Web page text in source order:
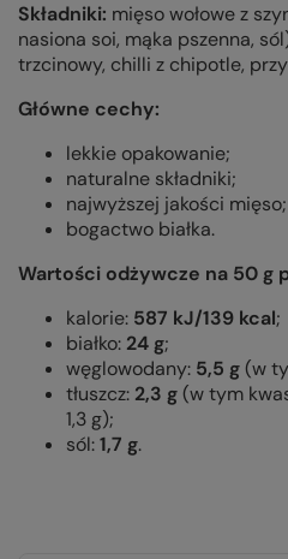
Składniki: mięso wołowe z
nasiona soi, mąka pszenna,
trzcinowy, chilli z chipotle,
Główne cechy:
lekkie opakowanie;
naturalne składniki;
najwyższej jakości mięso;
bogactwo białka.
Wartości odżywcze na 50 g
kalorie: 587 kJ/139 kcal;
białko: 24g;
węglowodany: 5,5 g(w
tłuszcz: 2,3 g(w tym
1,3g);
sól:1,7 g.